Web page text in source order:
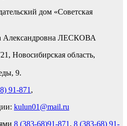
дом «Советская
Александровна ЛЕСКОВА
область,
9.
91-871 ,
kulun01@mail.ru
8 (383-68)91-871 , 8 (383-68) 91-